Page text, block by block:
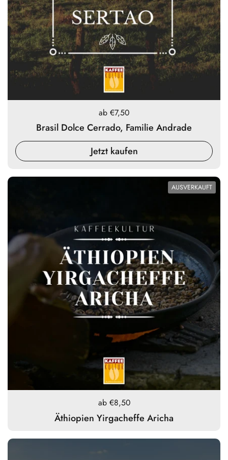
Preis:
ab €7,50
Brasil Dolce Cerrado, Familie Andrade
Jetzt kaufen
Preis:
ab €8,50
Äthiopien Yirgacheffe Aricha
AUSVERKAUFT